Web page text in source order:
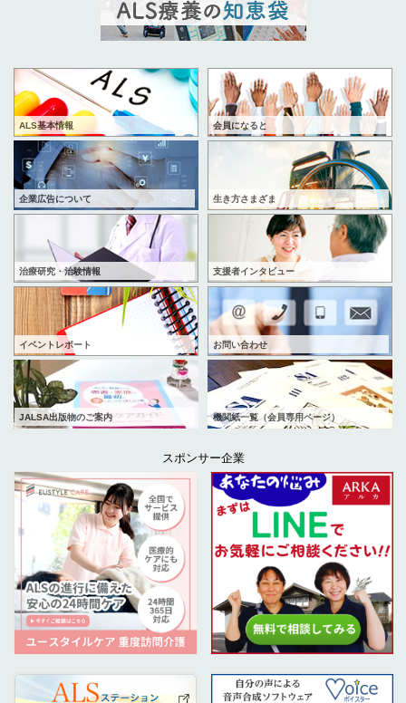
ALS基本情報 会員になると
企業広告について 生き方さまざま
治療研究・治験情報 支援者インタビュー
イベントレポート お問い合わせ
JALSA出版物のご案内 機関紙一覧（会員専用ページ）
スポンサー企業